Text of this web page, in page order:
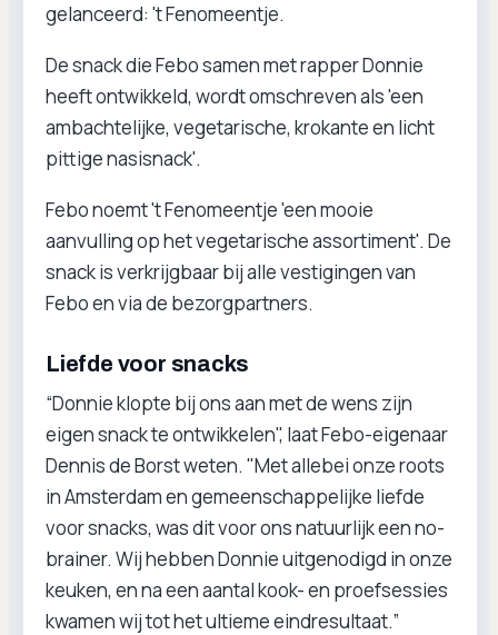
gelanceerd: 't Fenomeentje.
De snack die Febo samen met rapper Donnie
heeft ontwikkeld, wordt omschreven als 'een
ambachtelijke, vegetarische, krokante en licht
pittige nasisnack'.
Febo noemt 't Fenomeentje 'een mooie
aanvulling op het vegetarische assortiment'. De
snack is verkrijgbaar bij alle vestigingen van
Febo en via de bezorgpartners.
Liefde voor snacks
​​“Donnie klopte bij ons aan met de wens zijn
eigen snack te ontwikkelen", laat Febo-eigenaar
Dennis de Borst weten. "Met allebei onze roots
in Amsterdam en gemeenschappelijke liefde
voor snacks, was dit voor ons natuurlijk een no-
brainer. Wij hebben Donnie uitgenodigd in onze
keuken, en na een aantal kook- en proefsessies
kwamen wij tot het ultieme eindresultaat.”